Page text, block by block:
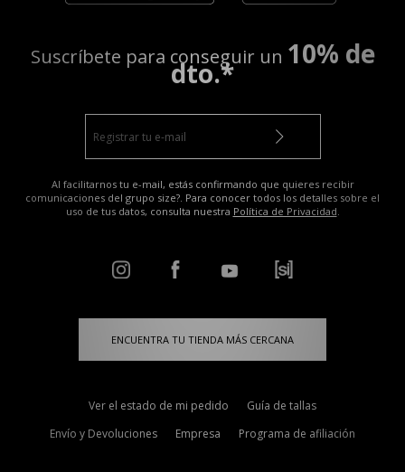
Suscríbete para conseguir un 10% de
dto.*
Al facilitarnos tu e-mail, estás confirmando que quieres recibir
comunicaciones del grupo size?. Para conocer todos los detalles sobre el
uso de tus datos, consulta nuestra Política de Privacidad.
ENCUENTRA TU TIENDA MÁS CERCANA
Ver el estado de mi pedido
Guía de tallas
Envío y Devoluciones
Empresa Programa de afiliación